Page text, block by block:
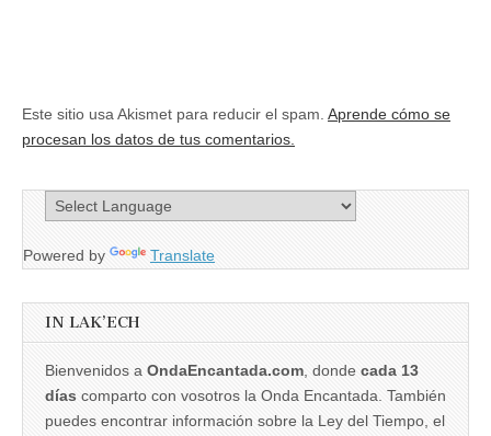
Este sitio usa Akismet para reducir el spam. Aprende cómo se
procesan los datos de tus comentarios.
Powered by Translate
IN LAK’ECH
Bienvenidos a OndaEncantada.com, donde cada 13
días comparto con vosotros la Onda Encantada. También
puedes encontrar información sobre la Ley del Tiempo, el